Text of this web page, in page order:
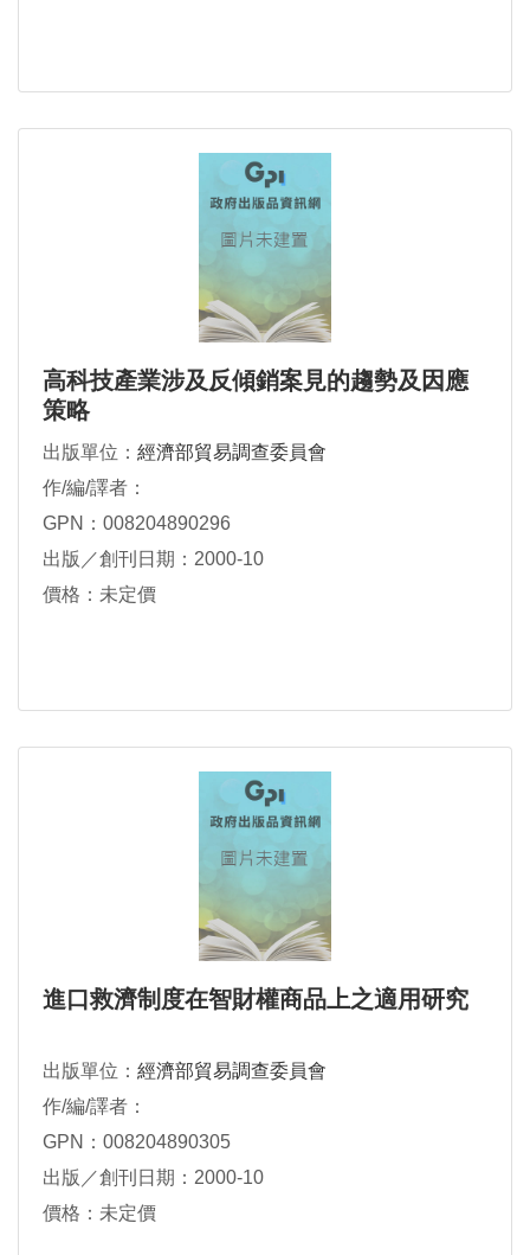
高科技產業涉及反傾銷案見的趨勢及因應
策略
出版單位： 經濟部貿易調查委員會
作/編/譯者：
GPN：008204890296
出版／創刊日期：2000-10
價格：未定價
進口救濟制度在智財權商品上之適用研究
出版單位： 經濟部貿易調查委員會
作/編/譯者：
GPN：008204890305
出版／創刊日期：2000-10
價格：未定價